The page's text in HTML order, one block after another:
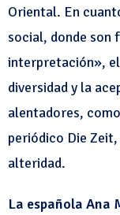
Oriental. En
social, donde son
interpretación»,
diversidad y la
alentadores,
periódico Die
alteridad.
La española Ana